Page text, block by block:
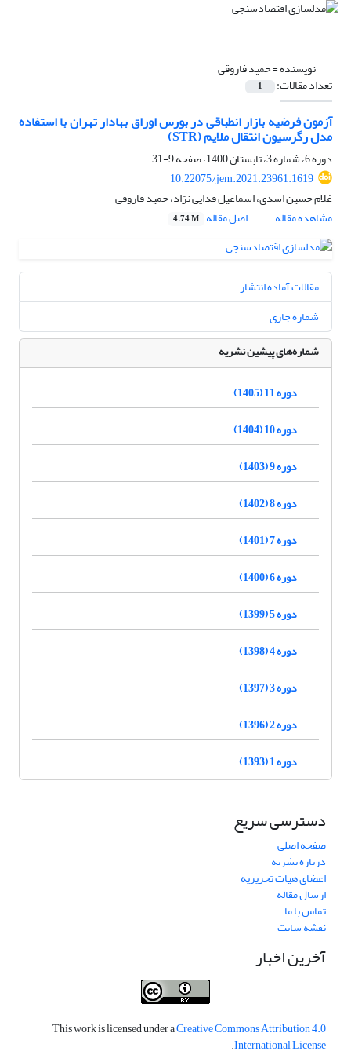
نویسنده =حمید فاروقی
تعداد مقالات: 1
آزمون فرضیه بازار انطباقی در بورس اوراق بهادار تهران با استفاده
مدل رگرسیون انتقال ملایم (STR)
دوره 6، شماره 3، تابستان 1400، صفحه
9-31
10.22075/jem.2021.23961.1619
غلام حسین اسدی، اسماعیل فدایی نژاد، حمید فاروقی
مشاهده مقاله
اصل مقاله 4.74 M
مقالات آماده انتشار
شماره جاری
شماره‌های پیشین نشریه
دوره 11 (1405)
دوره 10 (1404)
دوره 9 (1403)
دوره 8 (1402)
دوره 7 (1401)
دوره 6 (1400)
دوره 5 (1399)
دوره 4 (1398)
دوره 3 (1397)
دوره 2 (1396)
دوره 1 (1393)
دسترسی سریع
صفحه اصلی
درباره نشریه
اعضای هیات تحریریه
ارسال مقاله
تماس با ما
نقشه سایت
آخرین اخبار
This work is licensed under aCreative Commons Attribution 4.0
International License
.